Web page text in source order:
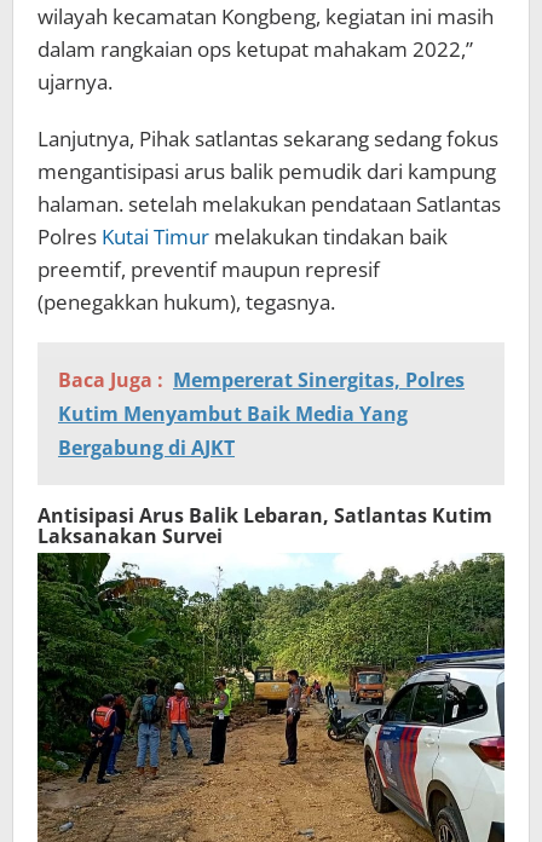
wilayah kecamatan Kongbeng, kegiatan ini masih
dalam rangkaian ops ketupat mahakam 2022,”
ujarnya.
Lanjutnya, Pihak satlantas sekarang sedang fokus
mengantisipasi arus balik pemudik dari kampung
halaman. setelah melakukan pendataan Satlantas
Polres Kutai Timur melakukan tindakan baik
preemtif, preventif maupun represif
(penegakkan hukum), tegasnya.
Baca Juga : Mempererat Sinergitas, Polres
Kutim Menyambut Baik Media Yang
Bergabung di AJKT
Antisipasi Arus Balik Lebaran, Satlantas Kutim
Laksanakan Survei